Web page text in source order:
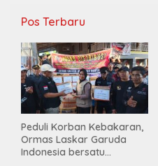
Pos Terbaru
Peduli Korban Kebakaran,
Ormas Laskar Garuda
Indonesia bersatu